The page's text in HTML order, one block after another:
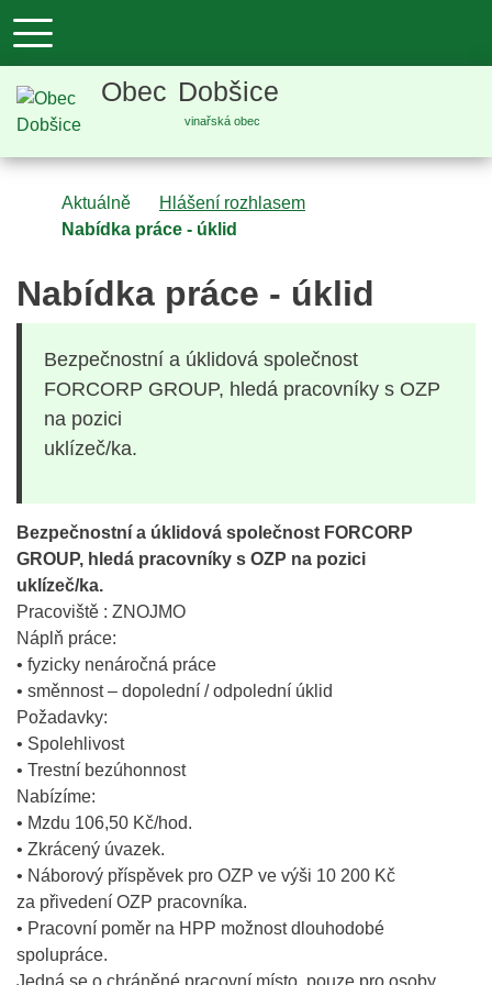
Obec Dobšice
vinařská obec
Úvodní stránka
Aktuálně
Hlášení rozhlasem
Nabídka práce - úklid
Nabídka práce - úklid
Bezpečnostní a úklidová společnost
FORCORP GROUP, hledá pracovníky s OZP
na pozici
uklízeč/ka.
Bezpečnostní a úklidová společnost FORCORP
GROUP, hledá pracovníky s OZP na pozici
uklízeč/ka.
Pracoviště : ZNOJMO
Náplň práce:
• fyzicky nenáročná práce
• směnnost – dopolední / odpolední úklid
Požadavky:
• Spolehlivost
• Trestní bezúhonnost
Nabízíme:
• Mzdu 106,50 Kč/hod.
• Zkrácený úvazek.
• Náborový příspěvek pro OZP ve výši 10 200 Kč
za přivedení OZP pracovníka.
• Pracovní poměr na HPP možnost dlouhodobé
spolupráce.
Jedná se o chráněné pracovní místo, pouze pro osoby